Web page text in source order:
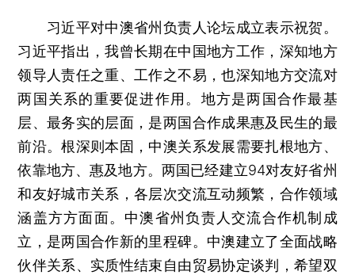
习近平对中澳省州负责人论坛成立表示祝贺。
习近平指出，我曾长期在中国地方工作，深知地方
领导人责任之重、工作之不易，也深知地方交流对
两国关系的重要促进作用。地方是两国合作最基
层、最务实的层面，是两国合作成果惠及民生的最
前沿。根深则本固，中澳关系发展需要扎根地方、
依靠地方、惠及地方。两国已经建立94对友好省州
和友好城市关系，各层次交流互动频繁，合作领域
涵盖方方面面。中澳省州负责人交流合作机制成
立，是两国合作新的里程碑。中澳建立了全面战略
伙伴关系、实质性结束自由贸易协定谈判，希望双